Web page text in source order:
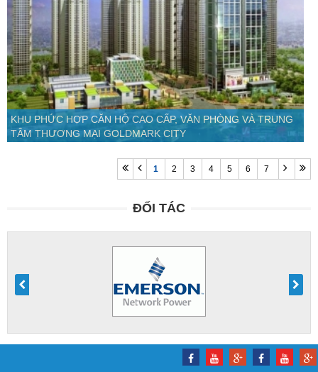
KHU PHỨC HỢP CĂN HỘ CAO CẤP, VĂN PHÒNG VÀ TRUNG
TÂM THƯƠNG MẠI GOLDMARK CITY
1 2 3 4 5 6 7
ĐỐI TÁC